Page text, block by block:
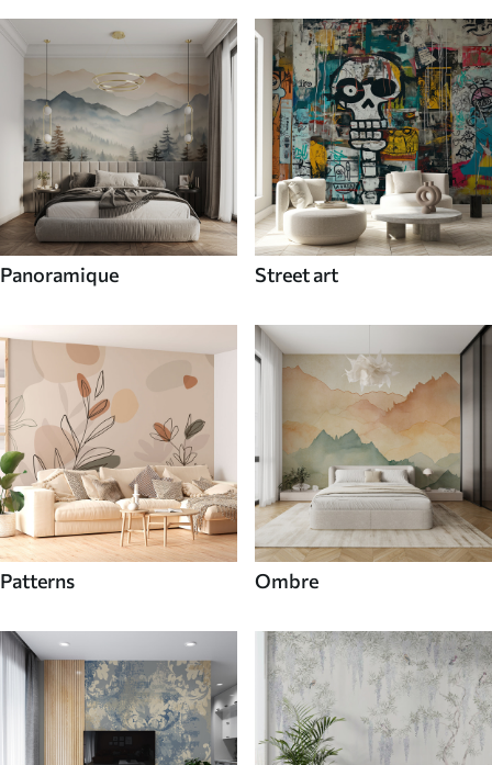
Panoramique Street art
Patterns Ombre